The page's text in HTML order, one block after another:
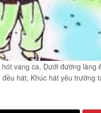
vang ca, Dưới đường làng
hát, Khúc hát yêu trường